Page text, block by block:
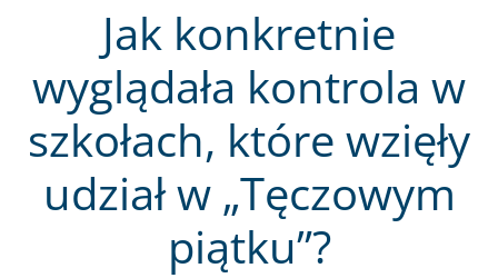
Jak konkretnie
wyglądała kontrola w
szkołach, które wzięły
udział w „Tęczowym
piątku”?